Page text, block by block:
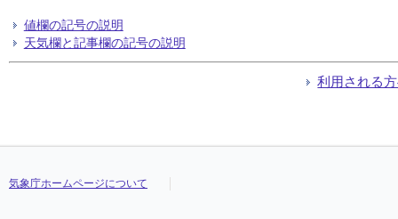
値欄の記号の説明
天気欄と記事欄の記号の説明
利用される
気象庁ホームページについて